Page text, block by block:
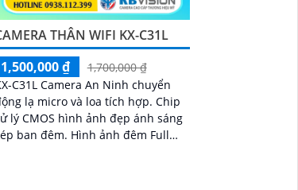
THÂN WIFI KX-C31L
1,500,000 ₫
1,700,000 ₫
C31L Camera An Ninh chuyển
lạ micro và loa tích hợp. Chip
lý CMOS hình ảnh đẹp ánh sáng
ban đêm. Hình ảnh đêm Full